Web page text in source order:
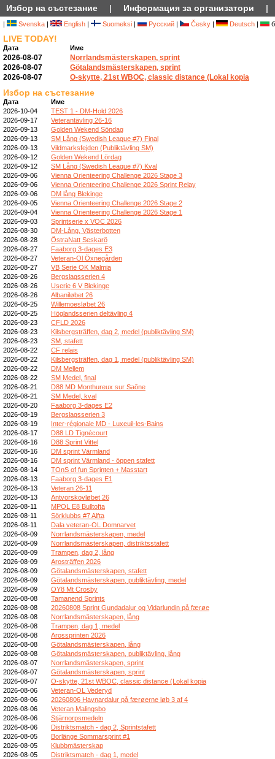
Избор на състезание | Информация за организатори |
| Svenska | English | Suomeksi | Русский | Česky | Deutsch |
LIVE TODAY!
Дата Име
2026-08-07
Norrlandsmästerskapen, sprint
2026-08-07
Götalandsmästerskapen, sprint
2026-08-07
O-skytte, 21st WBOC, classic distance (Lokal kopia
Избор на състезание
Дата
Име
2026-10-04
TEST 1 - DM-Hold 2026
2026-09-17
Veterantävling 26-16
2026-09-13
Golden Wekend Söndag
2026-09-13
SM Lång (Swedish League #7) Final
2026-09-13
Vildmarksfejden (Publiktävling SM)
2026-09-12
Golden Wekend Lördag
2026-09-12
SM Lång (Swedish League #7) Kval
2026-09-06
Vienna Orienteering Challenge 2026 Stage 3
2026-09-06
Vienna Orienteering Challenge 2026 Sprint Relay
2026-09-06
DM lång Blekinge
2026-09-05
Vienna Orienteering Challenge 2026 Stage 2
2026-09-04
Vienna Orienteering Challenge 2026 Stage 1
2026-09-03
Sprintserie x VOC 2026
2026-08-30
DM-Lång, Västerbotten
2026-08-28
ÖstraNatt Seskarö
2026-08-27
Faaborg 3-dages E3
2026-08-27
Veteran-Ol Öxnegården
2026-08-27
VB Serie OK Malmia
2026-08-26
Bergslagsserien 4
2026-08-26
Userie 6 V Blekinge
2026-08-26
Albaniløbet 26
2026-08-25
Willemoesløbet 26
2026-08-25
Höglandsserien deltävling 4
2026-08-23
CFLD 2026
2026-08-23
Kilsbergsträffen, dag 2, medel (publiktävling SM)
2026-08-23
SM, stafett
2026-08-22
CF relais
2026-08-22
Kilsbergsträffen, dag 1, medel (publiktävling SM)
2026-08-22
DM Mellem
2026-08-22
SM Medel, final
2026-08-21
D88 MD Monthureux sur Saône
2026-08-21
SM Medel, kval
2026-08-20
Faaborg 3-dages E2
2026-08-19
Bergslagsserien 3
2026-08-19
Inter-régionale MD - Luxeuil-les-Bains
2026-08-17
D88 LD Tignécourt
2026-08-16
D88 Sprint Vittel
2026-08-16
DM sprint Värmland
2026-08-16
DM sprint Värmland - öppen stafett
2026-08-14
TOnS of fun Sprinten + Masstart
2026-08-13
Faaborg 3-dages E1
2026-08-13
Veteran 26-11
2026-08-13
Antvorskovløbet 26
2026-08-11
MPOL E8 Bulltofta
2026-08-11
Sörklubbs #7 Alfta
2026-08-11
Dala veteran-OL Domnarvet
2026-08-09
Norrlandsmästerskapen, medel
2026-08-09
Norrlandsmästerskapen, distriktsstafett
2026-08-09
Trampen, dag 2, lång
2026-08-09
Arosträffen 2026
2026-08-09
Götalandsmästerskapen, stafett
2026-08-09
Götalandsmästerskapen, publiktävling, medel
2026-08-09
OY8 Mt Crosby
2026-08-08
Tamanend Sprints
2026-08-08
20260808 Sprint Gundadalur og Vidarlundin på færøe
2026-08-08
Norrlandsmästerskapen, lång
2026-08-08
Trampen, dag 1, medel
2026-08-08
Arossprinten 2026
2026-08-08
Götalandsmästerskapen, lång
2026-08-08
Götalandsmästerskapen, publiktävling, lång
2026-08-07
Norrlandsmästerskapen, sprint
2026-08-07
Götalandsmästerskapen, sprint
2026-08-07
O-skytte, 21st WBOC, classic distance (Lokal kopia
2026-08-06
Veteran-OL Vederyd
2026-08-06
20260806 Havnardalur på færøerne løb 3 af 4
2026-08-06
Veteran Malingsbo
2026-08-06
Stjärnorpsmedeln
2026-08-06
Distriktsmatch - dag 2, Sprintstafett
2026-08-05
Borlänge Sommarsprint #1
2026-08-05
Klubbmästerskap
2026-08-05
Distriktsmatch - dag 1, medel